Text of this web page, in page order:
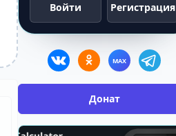
Войти Регистрация
MAX
Донат